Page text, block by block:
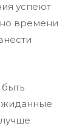
успеют
времени